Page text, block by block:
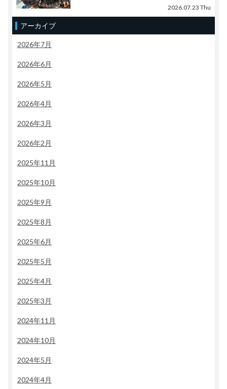
2026.07.23 Thu
アーカイブ
2026年7月
2026年6月
2026年5月
2026年4月
2026年3月
2026年2月
2025年11月
2025年10月
2025年9月
2025年8月
2025年6月
2025年5月
2025年4月
2025年3月
2024年11月
2024年10月
2024年5月
2024年4月